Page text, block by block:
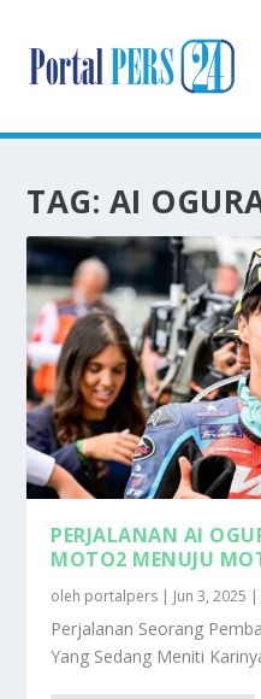
TAG: AI
PERJALANAN AI
MOTO2 MENUJU
oleh portalpers | Jun 3, 2025 |
Perjalanan Seorang
Yang Sedang Meniti